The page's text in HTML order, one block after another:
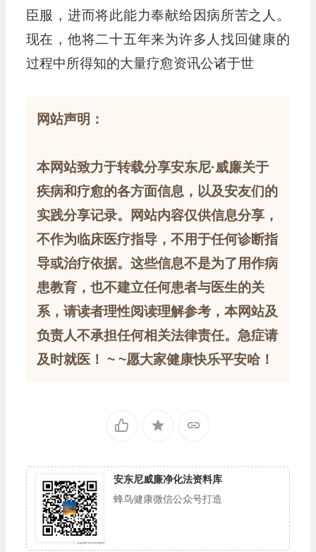
臣服，进而将此能力奉献给因病所苦之人。
现在，他将二十五年来为许多人找回健康的
过程中所得知的大量疗愈资讯公诸于世
网站声明：
本网站致力于转载分享安东尼·威廉关于
疾病和疗愈的各方面信息，以及安友们的
实践分享记录。网站内容仅供信息分享，
不作为临床医疗指导，不用于任何诊断指
导或治疗依据。这些信息不是为了用作病
患教育，也不建立任何患者与医生的关
系，请读者理性阅读理解参考，本网站及
负责人不承担任何相关法律责任。急症请
及时就医！ ~ ~愿大家健康快乐平安哈！
安东尼威廉净化法资料库
蜂鸟健康微信公众号打造